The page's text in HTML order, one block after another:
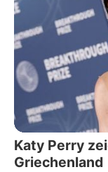
Katy Perry
Griechenland